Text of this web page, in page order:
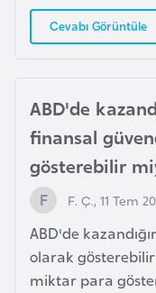
Cevabı Görüntüle
ABD'de
finansal
gösterebilir
F. Ç., 11 Tem
ABD'de
olarak
miktar para
F
i
l
a
n
d
i
y
a